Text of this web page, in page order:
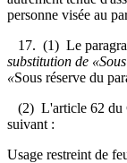
personne visée au
17. (1) Le
substitution de
«Sous réserve du
(2) L'article 62 du
suivant :
Usage restreint de